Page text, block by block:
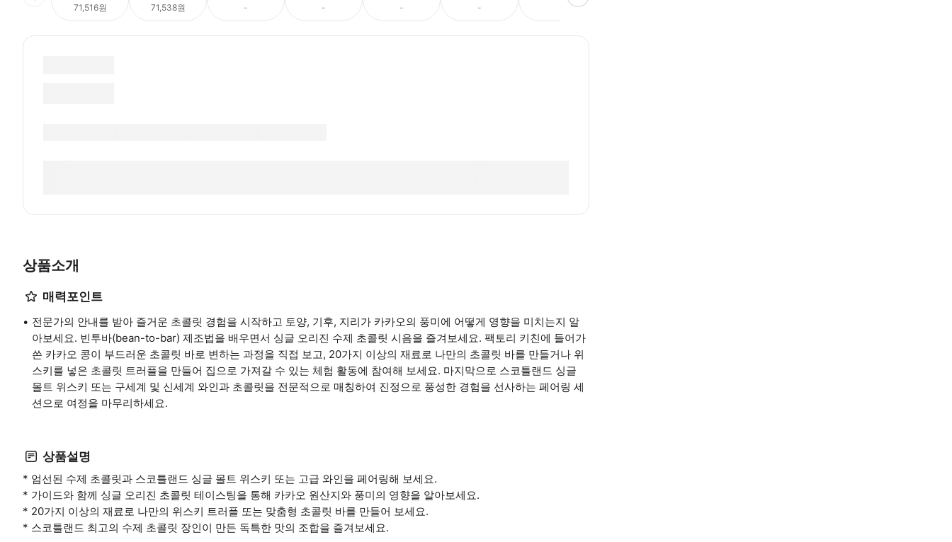
71,516원 71,538원 - - - -
상품소개
매력포인트
전문가의 안내를 받아 즐거운 초콜릿 경험을 시작하고 토양, 기후, 지리가 카카오의 풍미에 어떻게 영향을 미치는지 알
아보세요. 빈투바(bean-to-bar) 제조법을 배우면서 싱글 오리진 수제 초콜릿 시음을 즐겨보세요. 팩토리 키친에 들어가
쓴 카카오 콩이 부드러운 초콜릿 바로 변하는 과정을 직접 보고, 20가지 이상의 재료로 나만의 초콜릿 바를 만들거나 위
스키를 넣은 초콜릿 트러플을 만들어 집으로 가져갈 수 있는 체험 활동에 참여해 보세요. 마지막으로 스코틀랜드 싱글
몰트 위스키 또는 구세계 및 신세계 와인과 초콜릿을 전문적으로 매칭하여 진정으로 풍성한 경험을 선사하는 페어링 세
션으로 여정을 마무리하세요.
상품설명
* 엄선된 수제 초콜릿과 스코틀랜드 싱글 몰트 위스키 또는 고급 와인을 페어링해 보세요.
* 가이드와 함께 싱글 오리진 초콜릿 테이스팅을 통해 카카오 원산지와 풍미의 영향을 알아보세요.
* 20가지 이상의 재료로 나만의 위스키 트러플 또는 맞춤형 초콜릿 바를 만들어 보세요.
* 스코틀랜드 최고의 수제 초콜릿 장인이 만든 독특한 맛의 조합을 즐겨보세요.